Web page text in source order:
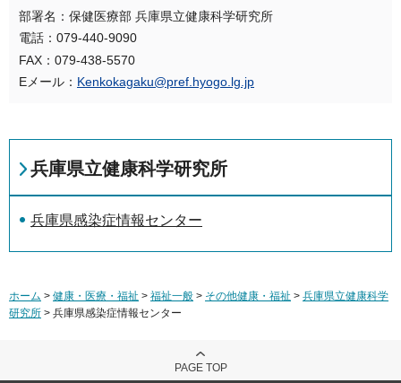
部署名：保健医療部 兵庫県立健康科学研究所
電話：079-440-9090
FAX：079-438-5570
Eメール： Kenkokagaku@pref.hyogo.lg.jp
兵庫県立健康科学研究所
兵庫県感染症情報センター
ホーム > 健康・医療・福祉 > 福祉一般 > その他健康・福祉 > 兵庫県立健康科学
研究所 > 兵庫県感染症情報センター
PAGE TOP